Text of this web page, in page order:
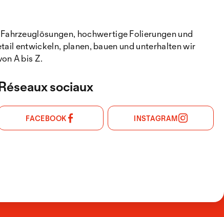
hochwertige Folierungen und
entwickeln, planen, bauen und unterhalten wir
A bis Z.
sociaux
FACEBOOK INSTAGRAM